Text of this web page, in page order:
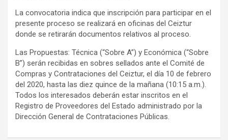
La convocatoria indica que inscripción para participar en el
presente proceso se realizará en oficinas del Ceiztur
donde se retirarán documentos relativos al proceso.
Las Propuestas: Técnica (“Sobre A”) y Económica (“Sobre
B”) serán recibidas en sobres sellados ante el Comité de
Compras y Contrataciones del Ceiztur, el día 10 de febrero
del 2020, hasta las diez quince de la mañana (10:15 a.m.).
Todos los interesados deberán estar inscritos en el
Registro de Proveedores del Estado administrado por la
Dirección General de Contrataciones Públicas.